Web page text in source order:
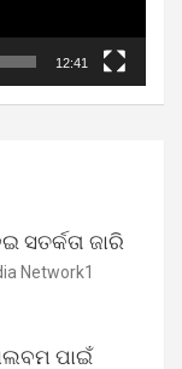
12:41
ସତର୍କତା ଜାରି
Network1
ପାଇଁ